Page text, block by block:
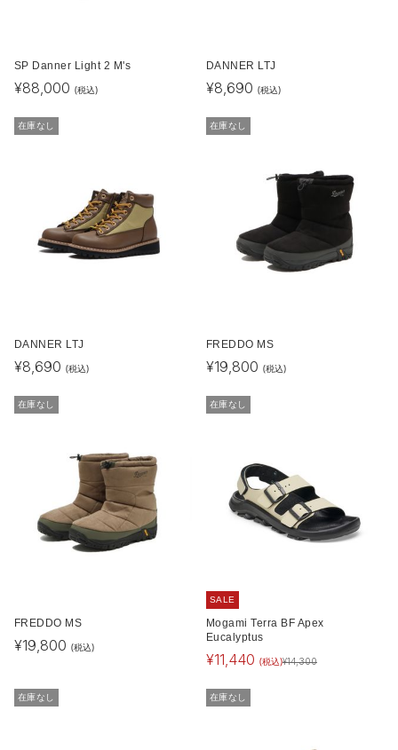
SP Danner Light 2 M's
¥88,000 (税込)
DANNER LTJ
¥8,690 (税込)
在庫なし
DANNER LTJ
¥8,690 (税込)
在庫なし
FREDDO MS
¥19,800 (税込)
在庫なし
FREDDO MS
¥19,800 (税込)
在庫なし
SALE
Mogami Terra BF Apex
Eucalyptus
¥11,440 (税込)¥14,300
在庫なし 在庫なし